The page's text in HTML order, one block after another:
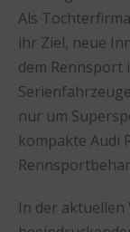
Als
ihr Ziel, neue
dem Rennsport
nur um
kompakte Audi
In der aktuellen